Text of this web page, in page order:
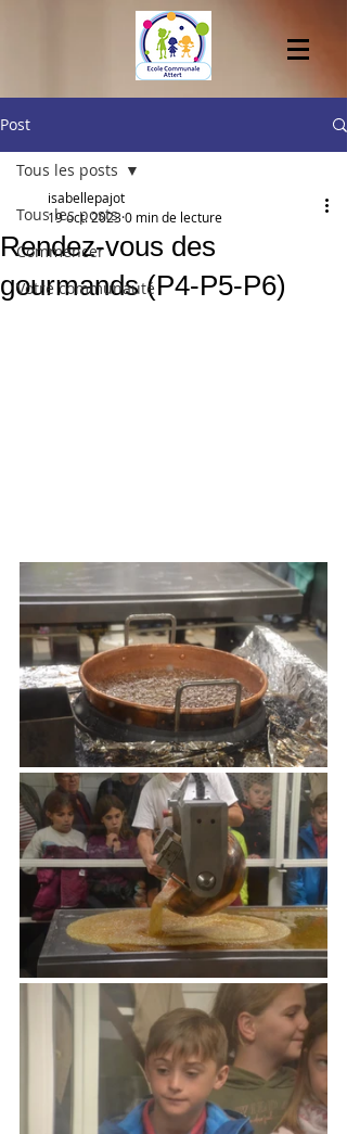
Post
Tous les posts
Commencer
Votre communauté
Tous les posts
Rendez-vous des
gourmands (P4-P5-P6)
isabellepajot
19 oct. 20230 min de lecture